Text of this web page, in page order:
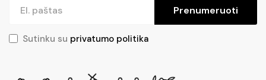
Prenumeruoti
Sutinku su privatumo politika